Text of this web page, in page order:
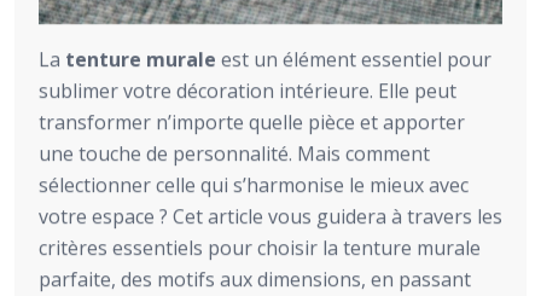
La tenture murale est un élément essentiel pour
sublimer votre décoration intérieure. Elle peut
transformer n’importe quelle pièce et apporter
une touche de personnalité. Mais comment
sélectionner celle qui s’harmonise le mieux avec
votre espace ? Cet article vous guidera à travers les
critères essentiels pour choisir la tenture murale
parfaite, des motifs aux dimensions, en passant